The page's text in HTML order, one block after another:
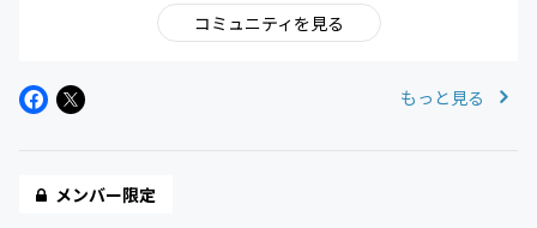
コミュニティを見る
もっと見る
メンバー限定